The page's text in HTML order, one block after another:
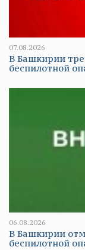
07.08.2026
В Башкирии
беспилотной
06.08.2026
В Башкирии
беспилотной